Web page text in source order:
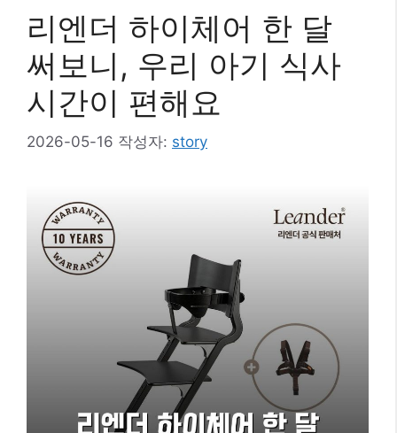
리엔더 하이체어 한 달
써보니, 우리 아기 식사
시간이 편해요
2026-05-16 작성자: story